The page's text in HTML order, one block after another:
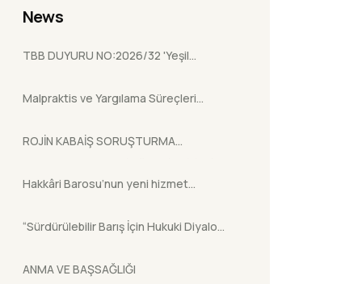
News
TBB DUYURU NO:2026/32 'Yeşil
Ortama Taşınması Hakkında.'
Malpraktis ve Yargılama Süreçleri
ROJİN KABAİŞ SORUŞTURMA
BİLGİ NOTU
Hakkâri Barosu’nun yeni hizmet
“Sürdürülebilir Barış İçin Hukuki Diyalog:
Entegrasyon (DDR) Kapsamında
ANMA VE BAŞSAĞLIĞI